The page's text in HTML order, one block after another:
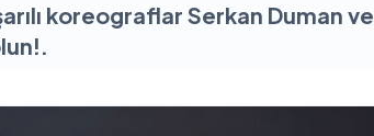
koreograflar Serkan Duman ve